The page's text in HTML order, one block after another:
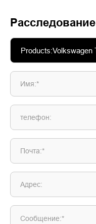
Расследование
Имя:*
телефон:
Почта:*
Адрес:
Сообщение:*